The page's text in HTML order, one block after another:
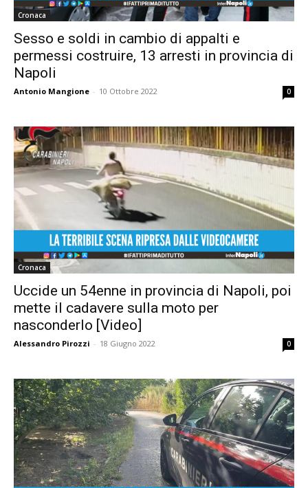
Cronaca
Sesso e soldi in cambio di appalti e
permessi costruire, 13 arresti in provincia di
Napoli
Antonio Mangione - 10 Ottobre 2022 0
Cronaca
Uccide un 54enne in provincia di Napoli, poi
mette il cadavere sulla moto per
nasconderlo [Video]
Alessandro Pirozzi - 18 Giugno 2022 0